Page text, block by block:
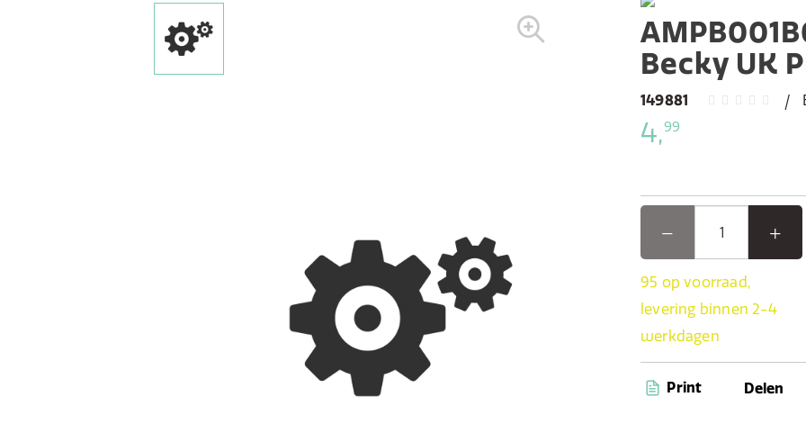
Becky UK
149881
4,99
95 op voorraad,
levering binnen 2-4
werkdagen
Print Delen